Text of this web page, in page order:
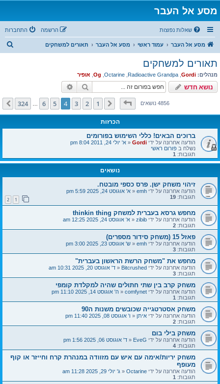
מסע אל העבר
שאלות נפוצות התחברות הרשמה
מסע אל העבר עמוד ראשי מסע אל העבר תאורים למשחקים
ח
תאורים למשחקים
מנהלים: Gordi
,
Radioactive Grandpa
,
Octarine
,
Og
, אופיר
נושא חדש חיפוש
4856 נושאיםדף4מתוך 324 הקודם 1
2
3
4
5
6
324 הבא
הכרזות
ברוכים הבאים! כללי השימוש בפורומים
הודעה אחרונה על ידי Gordi
«א' יולי 24, 2011 8:04 pm
נשלח בפורום ראשי
תגובות: 1
נושאים
זיהוי משחק ישן. פרס כספי מובטח.
הודעה אחרונה על ידי emh
«א' אוגוסט 24, 2025 5:59 pm
תגובות: 19
2
מחפש גרסא בעברית למשחק thinkin thing
הודעה אחרונה על ידי zibib
«א' אוגוסט 24, 2025 12:25 am
תגובות: 2
פאזל 15 (משחק סידור מספרים)
הודעה אחרונה על ידי emh
«ש' אוגוסט 23, 2025 3:00 pm
תגובות: 3
מחפש את "משחק הרשת הראשון בעברית"
הודעה אחרונה על ידי Bitcrushed
«ד' אוגוסט 20, 2025 10:31 am
תגובות: 3
משחק קרב בין שתי חתולים שהיה למקלדת קומפי
הודעה אחרונה על ידי comfynet
«ה' אוגוסט 14, 2025 11:10 pm
תגובות: 1
משחק אסטרטגייה שכובשים משנות ה90
הודעה אחרונה על ידי איתן«ו' אוגוסט 08, 2025 11:40 pm
תגובות: 2
משחק בילי בום
הודעה אחרונה על ידי EveG
«ד' אוגוסט 06, 2025 1:56 pm
תגובות: 4
משחק יריות/אימה עם איש עם מזוודה במנהרת קרח וחייזר או קוף
מעופף
הודעה אחרונה על ידי Octarine
«ג' יולי 29, 2025 11:28 am
תגובות: 1